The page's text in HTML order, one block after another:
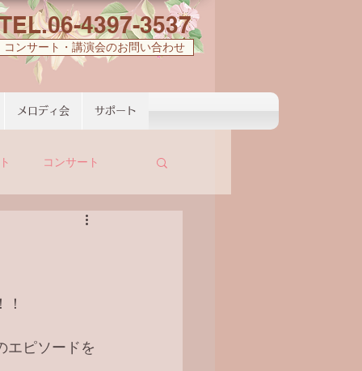
4397-3537
コンサート・講演会のお問い合わせ
メロディ会 サポート
コンサート
エピソードを